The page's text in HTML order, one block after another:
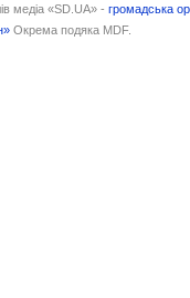
медіа «SD.UA» -громадська
Окрема подяка MDF.